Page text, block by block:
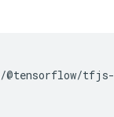
/@tensorflow/tfjs-